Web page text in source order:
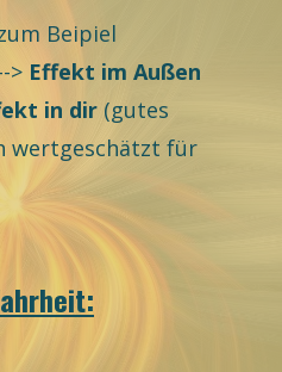
Beipiel
> Effekt im Außen
in dir (gutes
wertgeschätzt für